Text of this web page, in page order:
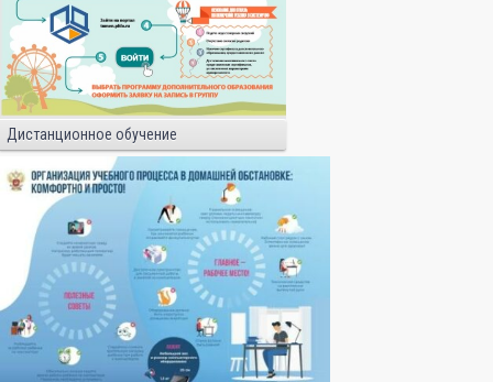
Дистанционное обучение